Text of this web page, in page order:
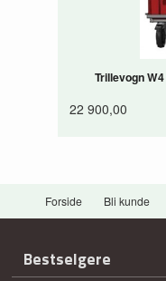
Trillevogn
22 900,00
Forside Bli kunde
Bestselgere